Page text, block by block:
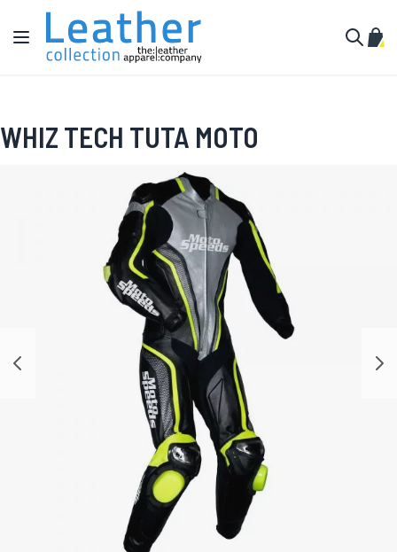
Salta al contenuto
Toggle Nav
WHIZ TECH TUTA MOTO